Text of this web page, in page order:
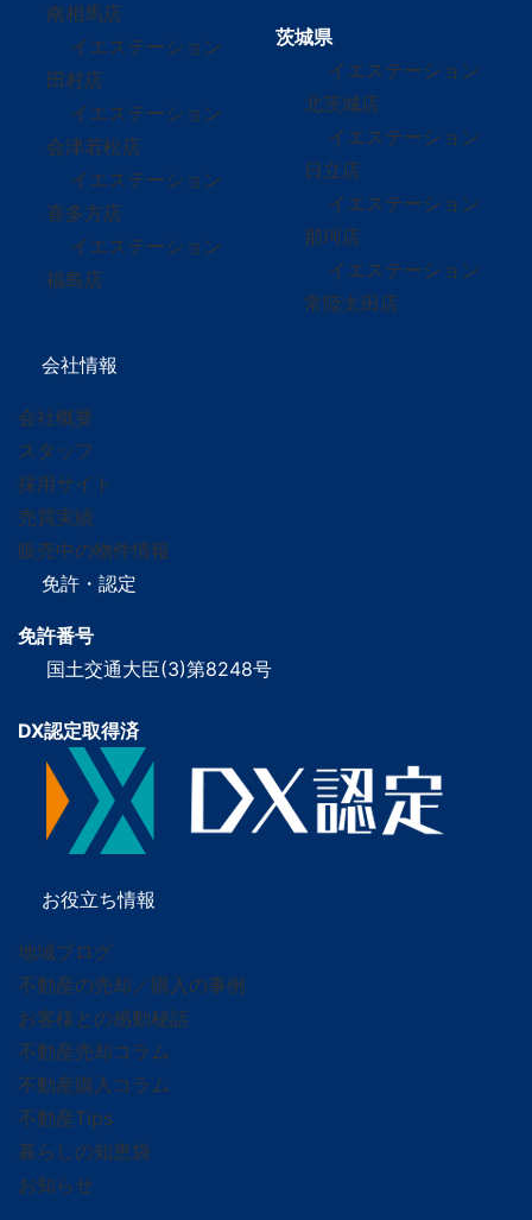
南相馬店
イエステーション
田村店
イエステーション
会津若松店
イエステーション
喜多方店
イエステーション
福島店
茨城県
イエステーション
北茨城店
イエステーション
日立店
イエステーション
那珂店
イエステーション
常陸太田店
会社情報
会社概要
スタッフ
採用サイト
売買実績
販売中の物件情報
免許・認定
免許番号
国土交通大臣(3)第8248号
DX認定取得済
お役立ち情報
地域ブログ
不動産の売却／購入の事例
お客様との感動秘話
不動産売却コラム
不動産購入コラム
不動産Tips
暮らしの知恵袋
お知らせ